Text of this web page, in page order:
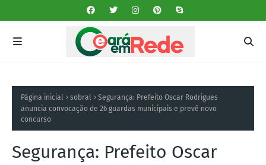
Página inicial sobral
Segurança: Prefeito Oscar Rodrigues
anuncia convocação de 26 guardas municipais e prevê novo
concurso
Segurança: Prefeito Oscar